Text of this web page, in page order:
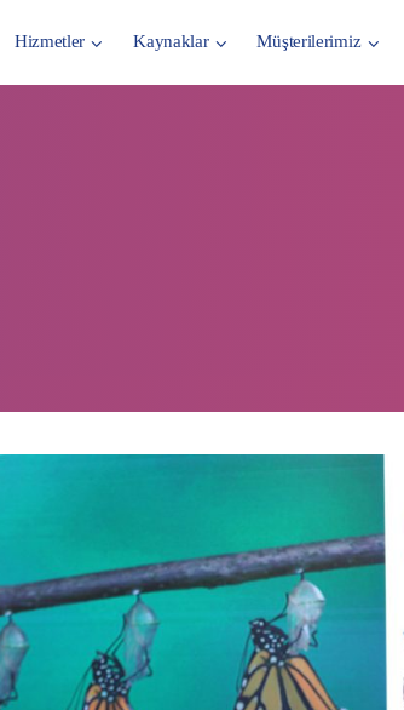
Hizmetler Kaynaklar Müşterilerimiz